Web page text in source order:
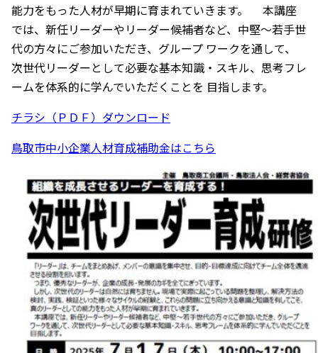
能力をもった人材が早期に育まれていきます。 本講座
では、新任リーダーやリーダー候補者など、中堅～若手世
代の方々にご参加いただき、グループ ワークを通して、
次世代リーダーとして必要な基本知識・スキル、思考フレ
ームを体系的に学んでいただくことを 目指します。
チラシ（ＰＤＦ）ダウンロード
鳥取市中小企業人材育成補助金はこちら